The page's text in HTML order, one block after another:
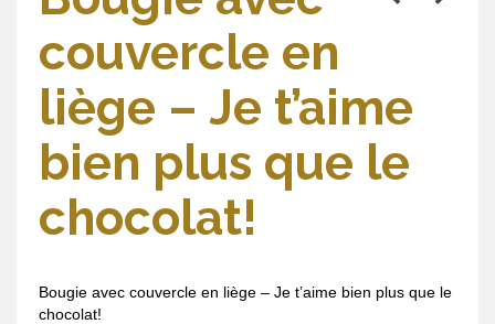
couvercle en
liège – Je t’aime
bien plus que le
chocolat!
Bougie avec couvercle en liège – Je t’aime bien plus que le
chocolat!